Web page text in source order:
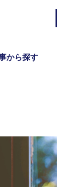
から探す